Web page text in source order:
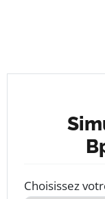
Choisissez